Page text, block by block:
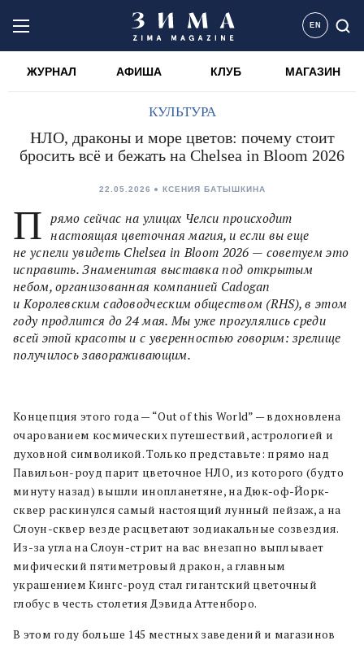
EN
ЖУРНАЛ АФИША КЛУБ МАГАЗИН
КУЛЬТУРА
НЛО, драконы и море цветов: почему стоит
бросить всё и бежать на Chelsea in Bloom 2026
22.05.2026 КСЕНИЯ БАТЫШКИНА
П рямо сейчас на улицах Челси происходит
настоящая цветочная магия, и если вы еще
не успели увидеть Chelsea in Bloom 2026 — советуем это
исправить. Знаменитая выставка под открытым
небом, организованная компанией Cadogan
и Королевским садоводческим обществом (RHS), в этом
году продлится до 24 мая. Мы уже прогулялись среди
всей этой красоты и с уверенностью говорим: зрелище
получилось завораживающим.
Концепция этого года — “Out of this World” — вдохновлена
очарованием космических путешествий, астрологией и
духовной символикой. Только представьте: прямо над
Павильон-роуд парит цветочное НЛО, из которого (будто
минуту назад) вышли инопланетяне, на Дюк-оф-Йорк-
сквер раскинулся самый настоящий лунный пейзаж, а на
Слоун-сквер везде расцветают зодиакальные созвездия.
Из-за угла на Слоун-стрит на вас внезапно выплывает
мифический пятиметровый дракон, а главным
украшением Кингс-роуд стал гигантский цветочный
глобус в честь столетия Дэвида Аттенборо.
В этом году больше 145 местных заведений и магазинов